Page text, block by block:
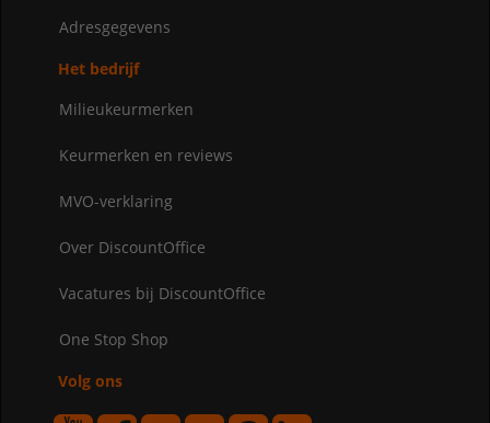
Adresgegevens
Het bedrijf
Milieukeurmerken
Keurmerken en reviews
MVO-verklaring
Over DiscountOffice
Vacatures bij DiscountOffice
One Stop Shop
Volg ons